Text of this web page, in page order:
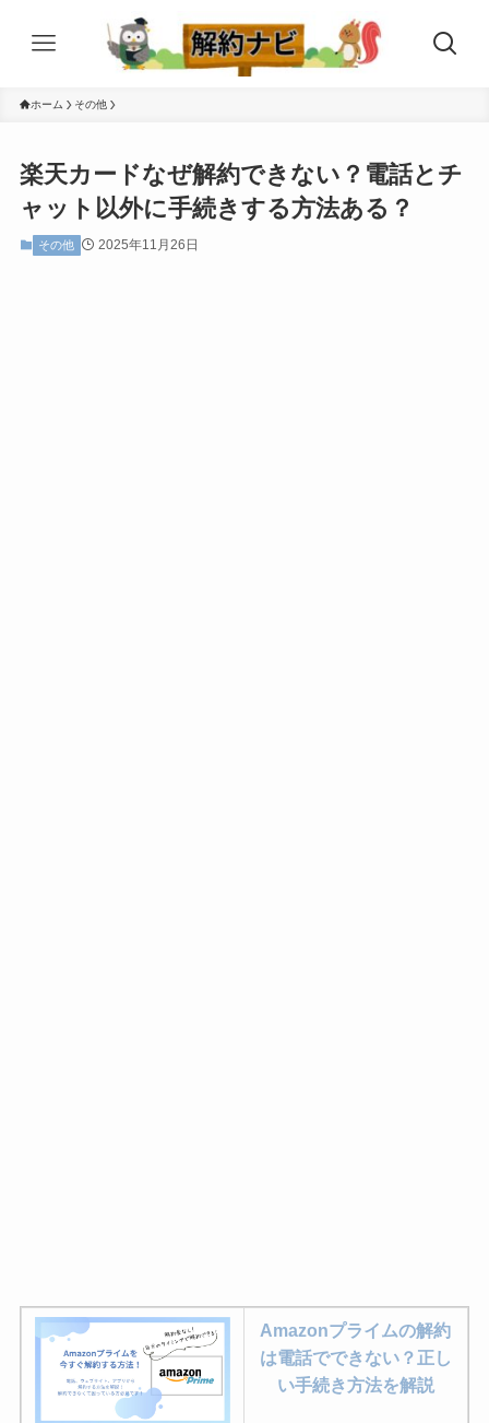
ホーム その他
楽天カードなぜ解約できない？電話とチ
ャット以外に手続きする方法ある？
その他 2025年11月26日
Amazonプライムの解約
は電話でできない？正し
い手続き方法を解説